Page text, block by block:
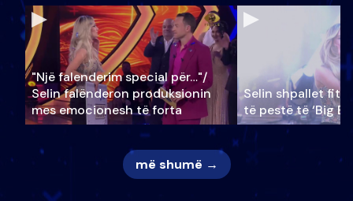
"Një falenderim special për…"/
Selin falënderon produksionin
mes emocionesh të forta
Selin shpallet
të pestë të ‘Big
më shumë →